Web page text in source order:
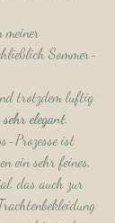
meiner
Sommer-
trotzdem luftig
sehr elegant
Prozesse ist
ein sehr feines,
das auch zur